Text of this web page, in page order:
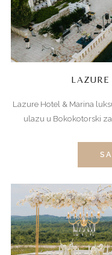
Lazure Hotel & Marina
ulazu u Bokokotorski